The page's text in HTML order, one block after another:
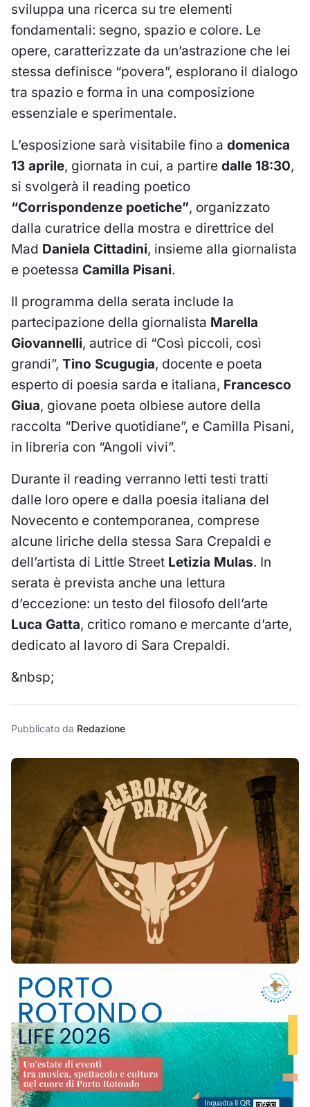
sviluppa una ricerca su tre elementi
fondamentali: segno, spazio e colore. Le
opere, caratterizzate da un’astrazione che lei
stessa definisce “povera”, esplorano il dialogo
tra spazio e forma in una composizione
essenziale e sperimentale.
L’esposizione sarà visitabile fino a domenica
13 aprile, giornata in cui, a partire dalle 18:30,
si svolgerà il reading poetico
“Corrispondenze poetiche”, organizzato
dalla curatrice della mostra e direttrice del
Mad Daniela Cittadini, insieme alla giornalista
e poetessa Camilla Pisani.
Il programma della serata include la
partecipazione della giornalista Marella
Giovannelli, autrice di “Così piccoli, così
grandi”, Tino Scugugia, docente e poeta
esperto di poesia sarda e italiana, Francesco
Giua, giovane poeta olbiese autore della
raccolta “Derive quotidiane”, e Camilla Pisani,
in libreria con “Angoli vivi”.
Durante il reading verranno letti testi tratti
dalle loro opere e dalla poesia italiana del
Novecento e contemporanea, comprese
alcune liriche della stessa Sara Crepaldi e
dell’artista di Little Street Letizia Mulas. In
serata è prevista anche una lettura
d’eccezione: un testo del filosofo dell’arte
Luca Gatta, critico romano e mercante d’arte,
dedicato al lavoro di Sara Crepaldi.
&nbsp;
Pubblicato da Redazione